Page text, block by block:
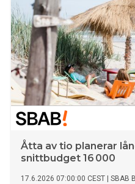
Åtta av tio planerar
snittbudget 16 000
17.6.2026 07:00:00 CEST SBAB